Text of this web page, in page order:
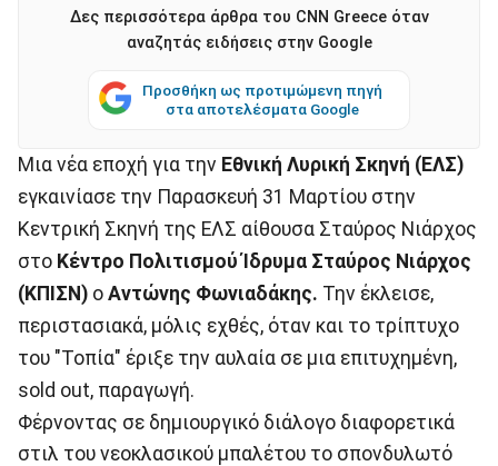
Δες περισσότερα άρθρα του CNN Greece όταν
αναζητάς ειδήσεις στην Google
Προσθήκη ως προτιμώμενη πηγή
στα αποτελέσματα Google
Μια νέα εποχή για την Εθνική Λυρική Σκηνή (ΕΛΣ)
εγκαινίασε την Παρασκευή 31 Μαρτίου στην
Κεντρική Σκηνή της ΕΛΣ αίθουσα Σταύρος Νιάρχος
στο Κέντρο Πολιτισμού Ίδρυμα Σταύρος Νιάρχος
(ΚΠΙΣΝ) ο Αντώνης Φωνιαδάκης. Την έκλεισε,
περιστασιακά, μόλις εχθές, όταν και το τρίπτυχο
του "Τοπία" έριξε την αυλαία σε μια επιτυχημένη,
sold out, παραγωγή.
Φέρνοντας σε δημιουργικό διάλογο διαφορετικά
στιλ του νεοκλασικού μπαλέτου το σπονδυλωτό